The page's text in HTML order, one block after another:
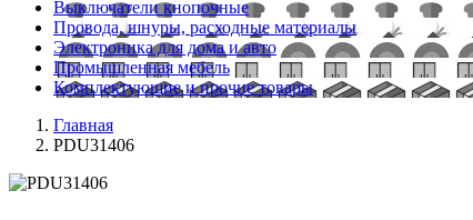
Выключатели кнопочные
Провода, шнуры, расходные материалы
Электроника для дома и авто
Промышленная мебель
Комплектующие и прочие товары
Главная
PDU31406